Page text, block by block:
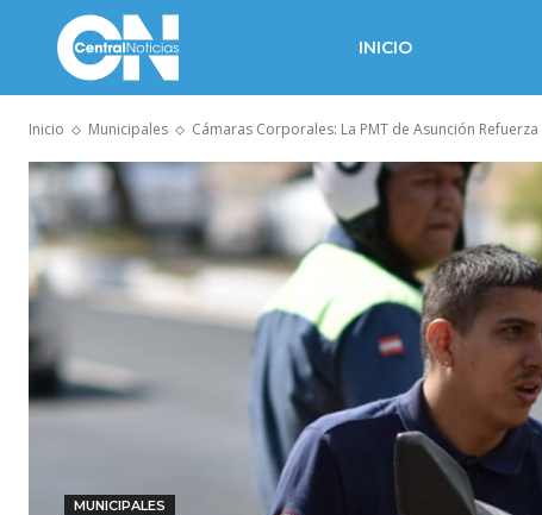
INICIO
Inicio Municipales Cámaras Corporales: La PMT de Asunción
MUNICIPALES